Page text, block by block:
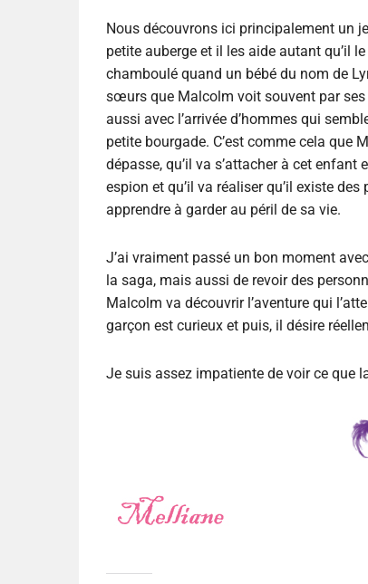
Nous découvrons ici principalement un
petite auberge et il les aide autant qu’il
chamboulé quand un bébé du nom de
sœurs que Malcolm voit souvent par
aussi avec l’arrivée d’hommes qui
petite bourgade. C’est comme cela que
dépasse, qu’il va s’attacher à cet enfant
espion et qu’il va réaliser qu’il existe
apprendre à garder au péril de sa vie.
J’ai vraiment passé un bon moment
la saga, mais aussi de revoir des
Malcolm va découvrir l’aventure qui
garçon est curieux et puis, il désire
Je suis assez impatiente de voir ce que